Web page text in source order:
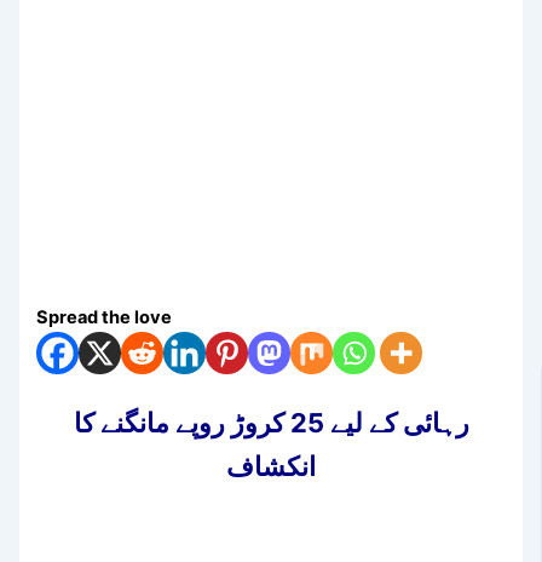
Spread the love
رہائی کے لیے 25 کروڑ روپے مانگنے کا
انکشاف